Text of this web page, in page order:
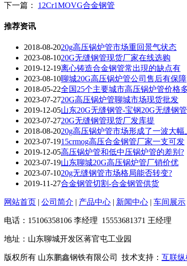
下一篇： 12Cr1MOVG合金钢管
推荐资讯
2018-08-2020g高压锅炉管市场重回景气状态
2023-08-1020G无缝钢管现货厂家在线选购
2019-12-19离心铸造合金钢管常出現的缺点有
2023-08-10聊城20G高压锅炉管公司售后有保障
2018-05-22全国25个主要城市高压锅炉管价格
2023-07-2720G高压锅炉管聊城市场现货批发
2019-12-05山东20G无缝钢管-宝钢20G无缝钢管
2023-07-2720G无缝钢管现货厂发库提
2018-08-2020g高压锅炉管市场形成了一波大
2023-07-1915crmog高压合金钢管厂家一支可发
2019-12-05高压锅炉管和低中压锅炉管的差别?
2023-07-19山东聊城20G高压锅炉管厂销价优
2023-07-1020g无缝钢管市场格局能否转变?
2019-11-27合金钢管切割-合金钢管供货
网站首页 | 公司简介 | 产品中心 | 新闻中心 | 车间展示
电话：15106358106 李经理 15553681371 王经理
地址：山东聊城开发区蒋官屯工业园
版权所有 山东鹏鑫钢铁有限公司 技术支持： 互联纵